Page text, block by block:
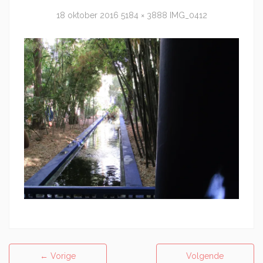
18 oktober 2016 5184 × 3888 IMG_0412
← Vorige
Volgende